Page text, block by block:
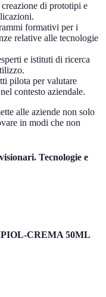
di prototipi e
formativi per i
relative alle tecnologie
e istituti di ricerca
pilota per valutare
contesto aziendale.
alle aziende non solo
in modi che non
Tecnologie e
CREMA 50ML